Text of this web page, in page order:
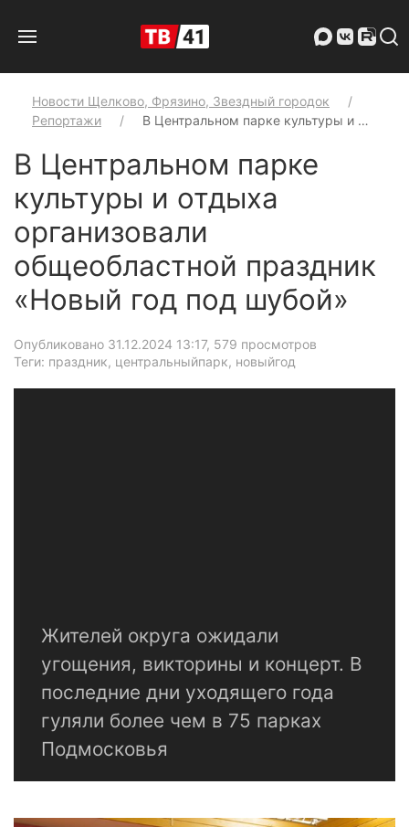
Новости Щелково, Фрязино, Звездный городок
Репортажи
В Центральном парке культуры и …
В Центральном парке
культуры и отдыха
организовали
общеобластной праздник
«Новый год под шубой»
Опубликовано 31.12.2024 13:17, 579 просмотров
Теги: праздник, центральныйпарк, новыйгод
Жителей округа ожидали
угощения, викторины и концерт. В
последние дни уходящего года
гуляли более чем в 75 парках
Подмосковья